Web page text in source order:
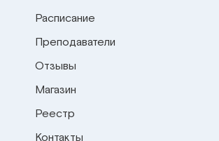
Расписание
Преподаватели
Отзывы
Магазин
Реестр
Контакты